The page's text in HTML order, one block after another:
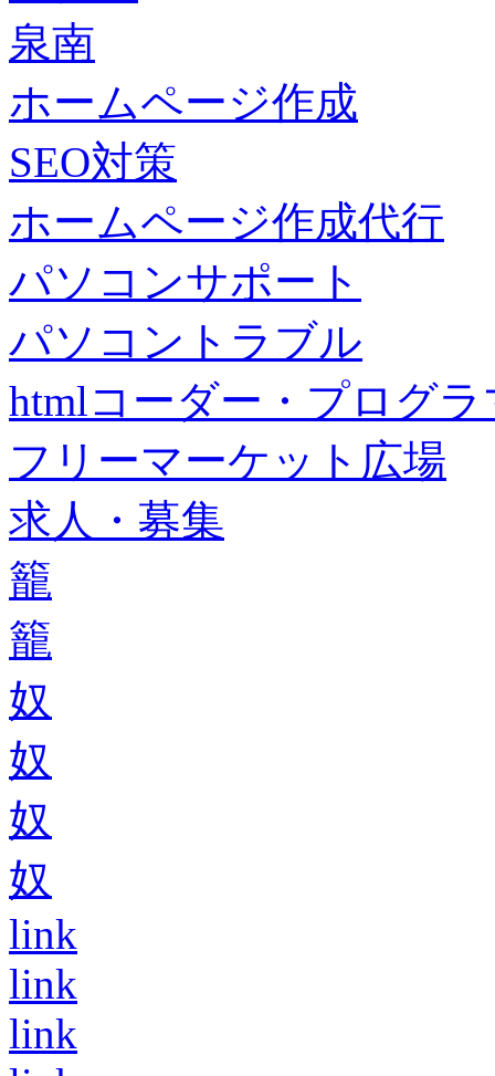
泉南
ホームページ作成
SEO対策
ホームページ作成代行
パソコンサポート
パソコントラブル
htmlコーダー・プログラ
フリーマーケット広場
求人・募集
籠
籠
奴
奴
奴
奴
link
link
link